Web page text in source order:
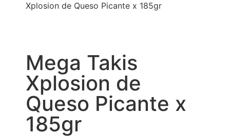
Xplosion de Queso Picante x 185gr
Mega Takis
Xplosion de
Queso Picante x
185gr